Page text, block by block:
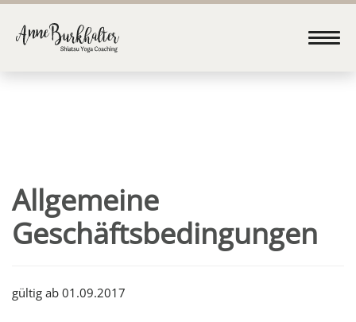
Allgemeine
Geschäftsbedingungen
gültig ab 01.09.2017